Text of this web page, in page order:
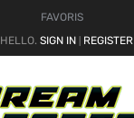
FAVORIS
HELLO. SIGN IN REGISTER